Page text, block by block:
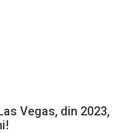
Vegas, din 2023,